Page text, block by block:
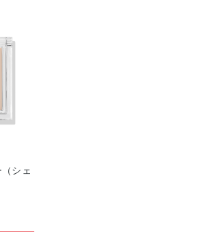
シェ